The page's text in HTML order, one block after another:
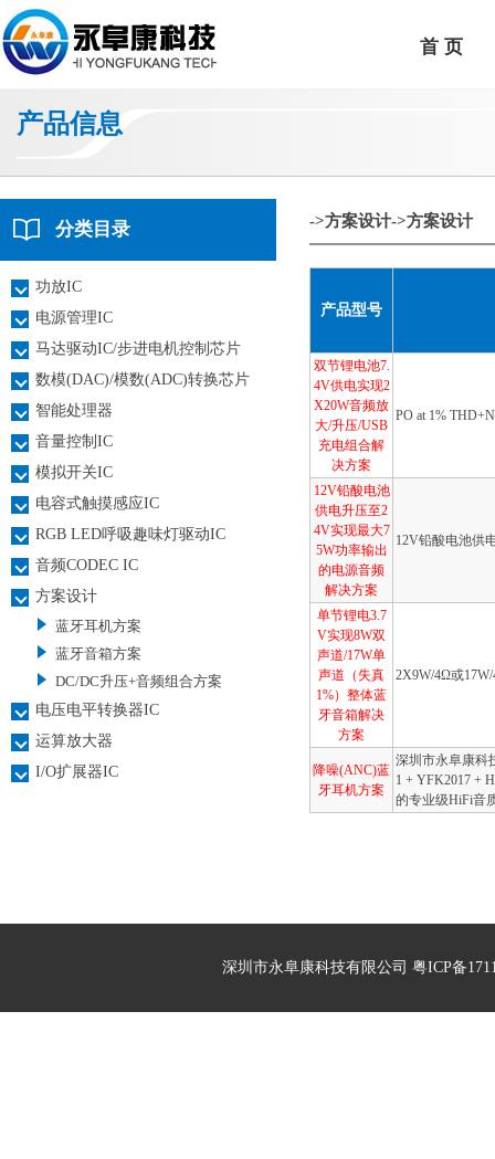
首 页
产品信息
分类目录
功放IC
电源管理IC
马达驱动IC/步进电机控制芯片
数模(DAC)/模数(ADC)转换芯片
智能处理器
音量控制IC
模拟开关IC
电容式触摸感应IC
RGB LED呼吸趣味灯驱动IC
音频CODEC IC
方案设计
蓝牙耳机方案
蓝牙音箱方案
DC/DC升压+音频组合方案
电压电平转换器IC
运算放大器
I/O扩展器IC
->方案设计->方案设计
产品型号
双节锂电池7.
4V供电实现2
X20W音频放
大/升压/USB
充电组合解
决方案
PO at 1%
12V铅酸电池
供电升压至2
4V实现最大7
5W功率输出
的电源音频
解决方案
12V铅酸电池供
单节锂电3.7
V实现8W双
声道/17W单
声道（失真
1%）整体蓝
牙音箱解决
方案
2X9W/4Ω或
降噪(ANC)蓝
牙耳机方案
深圳市永阜康科
1 + YFK2017 +
的专业级HiFi音
深圳市永阜康科技有限公司 粤ICP备